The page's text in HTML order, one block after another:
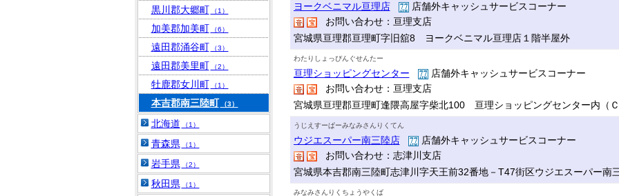
ヨークベニマル亘理店
店舗外キャッシュサービスコーナー
お問い合わせ：亘理支店
宮城県亘理郡亘理町字旧舘8 ヨークベニマル亘理店１階半屋外
わたりしょっぴんぐせんたー
亘理ショッピングセンター
店舗外キャッシュサービスコーナー
お問い合わせ：亘理支店
宮城県亘理郡亘理町逢隈高屋字柴北100 亘理ショッピングセンター内（Ｃ
うじえすーぱーみなみさんりくてん
ウジエスーパー南三陸店
店舗外キャッシュサービスコーナー
お問い合わせ：志津川支店
宮城県本吉郡南三陸町志津川字天王前32番地－T47街区ウジエスーパー南
みなみさんりくちょうやくば
黒川郡大郷町 （1）
加美郡加美町 （6）
遠田郡涌谷町 （3）
遠田郡美里町 （2）
牡鹿郡女川町 （1）
本吉郡南三陸町 （3）
北海道 （1）
青森県 （1）
岩手県 （2）
秋田県 （1）